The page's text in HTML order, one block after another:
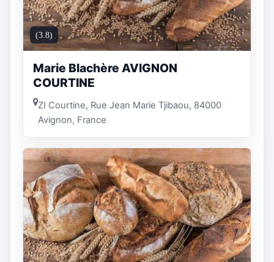
(3.8)
Marie Blachère AVIGNON
COURTINE
ZI Courtine, Rue Jean Marie Tjibaou, 84000
Avignon, France